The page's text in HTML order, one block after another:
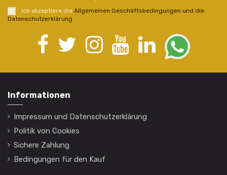
Ich akzeptiere die Allgemeinen Geschäftsbedingungen und die
Datenschutzerklärung.
Informationen
Impressum und Datenschutzerklärung
Politik von Cookies
Sichere Zahlung
Bedingungen für den Kauf